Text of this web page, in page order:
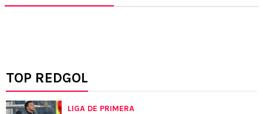
TOP REDGOL
LIGA DE PRIMERA